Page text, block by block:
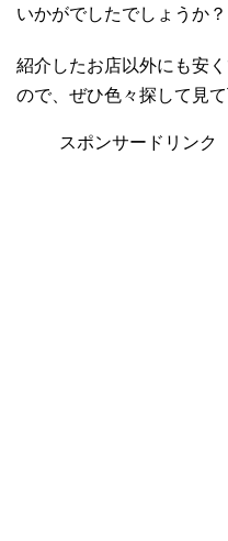
いかがでしたでしょうか？
紹介したお店以外にも安
ので、ぜひ色々探して見て
スポンサードリンク